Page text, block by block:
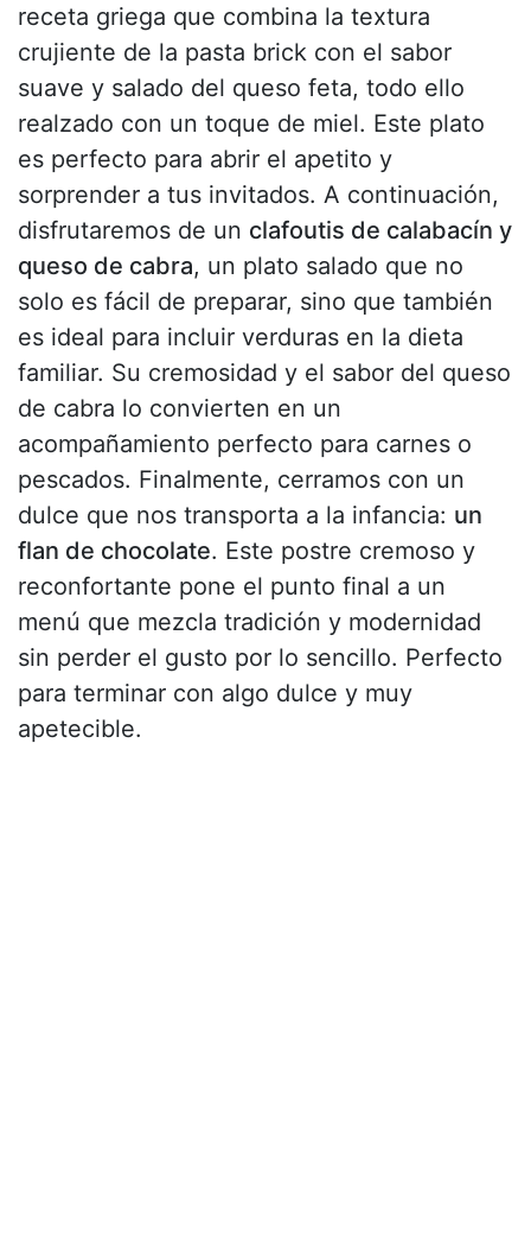
receta griega que combina la textura
crujiente de la pasta brick con el sabor
suave y salado del queso feta, todo ello
realzado con un toque de miel. Este plato
es perfecto para abrir el apetito y
sorprender a tus invitados. A continuación,
disfrutaremos de un clafoutis de calabacín y
queso de cabra, un plato salado que no
solo es fácil de preparar, sino que también
es ideal para incluir verduras en la dieta
familiar. Su cremosidad y el sabor del queso
de cabra lo convierten en un
acompañamiento perfecto para carnes o
pescados. Finalmente, cerramos con un
dulce que nos transporta a la infancia: un
flan de chocolate. Este postre cremoso y
reconfortante pone el punto final a un
menú que mezcla tradición y modernidad
sin perder el gusto por lo sencillo. Perfecto
para terminar con algo dulce y muy
apetecible.